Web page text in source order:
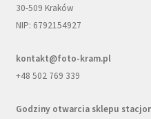
30-509 Kraków
NIP: 6792154927
kontakt@foto-kram.pl
+48 502 769 339
Godziny otwarcia sklepu